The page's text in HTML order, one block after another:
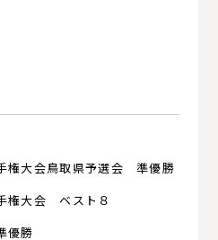
権大会鳥取県予選会 準優勝
権大会 ベスト８
優勝